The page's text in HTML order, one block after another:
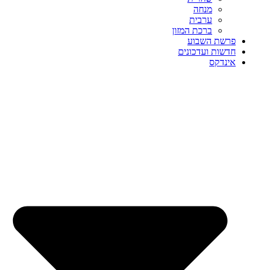
מנחה
ערבית
ברכת המזון
פרשת השבוע
חדשות ועדכונים
אינדקס